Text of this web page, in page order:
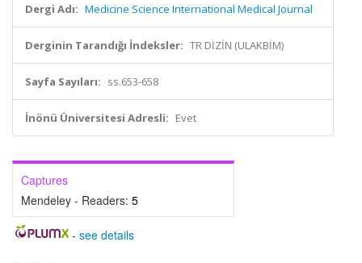
Dergi Adı: Medicine Science International Medical Journal
Derginin Tarandığı İndeksler: TR DİZİN (ULAKBİM)
Sayfa Sayıları: ss.653-658
İnönü Üniversitesi Adresli: Evet
Captures
Mendeley - Readers: 5
- see details